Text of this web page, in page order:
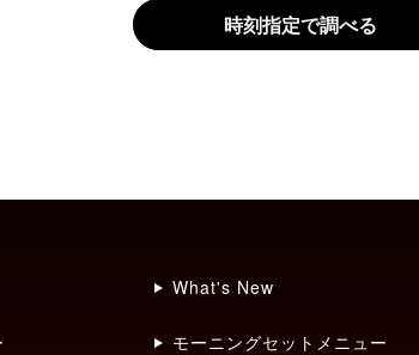
時刻指定で調べる
What's New
モーニングセットメニュー